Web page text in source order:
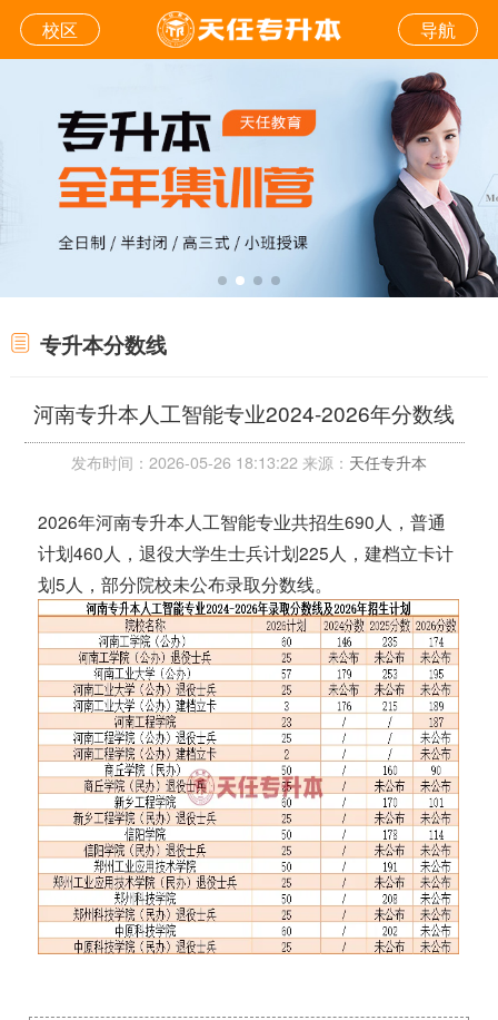
校区 导航
专升本分数线
河南专升本人工智能专业2024-2026年分数线
发布时间：2026-05-26 18:13:22 来源： 天任专升本
2026年河南专升本人工智能专业共招生690人，普通
计划460人，退役大学生士兵计划225人，建档立卡计
划5人，部分院校未公布录取分数线。